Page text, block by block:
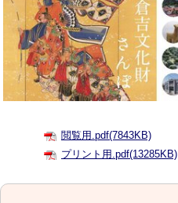
閲覧用.pdf(7843KB)
プリント用.pdf(13285KB)